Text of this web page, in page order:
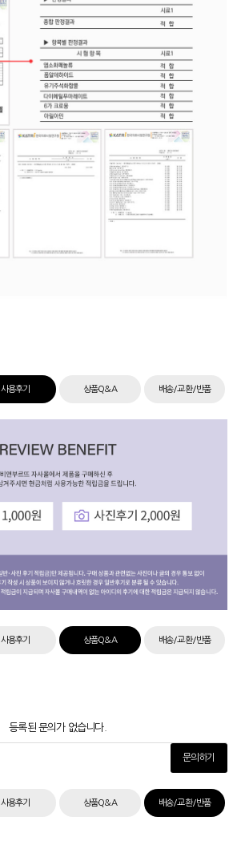
사용후기 상품Q&A 배송/교환/반품
사용후기 상품Q&A 배송/교환/반품
등록된 문의가 없습니다.
문의하기
사용후기 상품Q&A 배송/교환/반품